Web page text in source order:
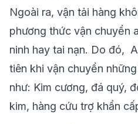
Ngoài ra, vận tải hàng
phương thức vận chuyển
ninh hay tai nạn. Do đó,
tiên khi vận chuyển
như: Kim cương, đá quý,
kim, hàng cứu trợ khẩn